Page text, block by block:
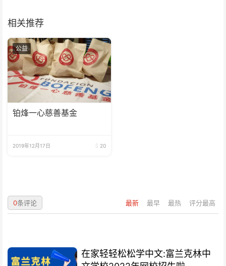
相关推荐
公益
铂烽一心慈善基金
2019年12月17日 20
最新 最早 最热 评分最高
0条评论
在家轻轻松松学中文:富兰克林中